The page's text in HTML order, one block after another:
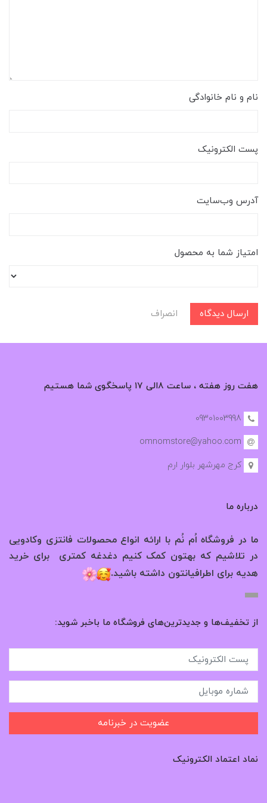
نام و نام خانوادگی
پست الکترونیک
آدرس وب‌سایت
امتیاز شما به محصول
ارسال دیدگاه انصراف
هفت روز هفته ، ساعت ۸الی ۱۷ پاسخگوی شما هستیم
09301003998
omnomstore@yahoo.com
کرج مهرشهر بلوار ارم
درباره ما
ما در فروشگاه اُم نُم با ارائه انواع محصولات فانتزی وکادویی
در تلاشیم که بهتون کمک کنیم دغدغه کمتری برای خرید
هدیه برای اطرافیانتون داشته باشید.
از تخفیف‌ها و جدیدترین‌های فروشگاه ما باخبر شوید:
عضویت در خبرنامه
نماد اعتماد الکترونیک